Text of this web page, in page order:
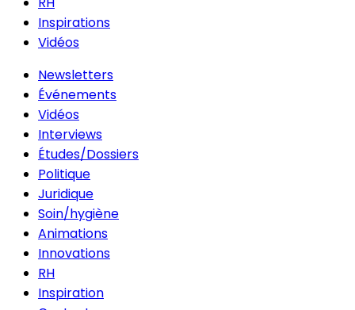
Inspirations
Vidéos
Newsletters
Événements
Vidéos
Interviews
Études/Dossiers
Politique
Juridique
Soin/hygiène
Animations
Innovations
RH
Inspiration